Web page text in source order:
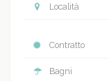
Località
Contratto
Bagni